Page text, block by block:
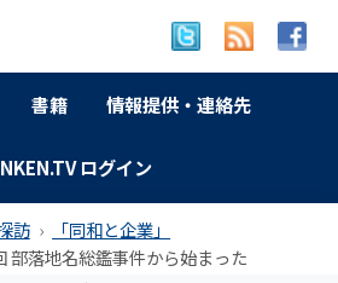
書籍 情報提供・連絡先
ログイン
訪
「同和と企業」
部落地名総鑑事件から始まった